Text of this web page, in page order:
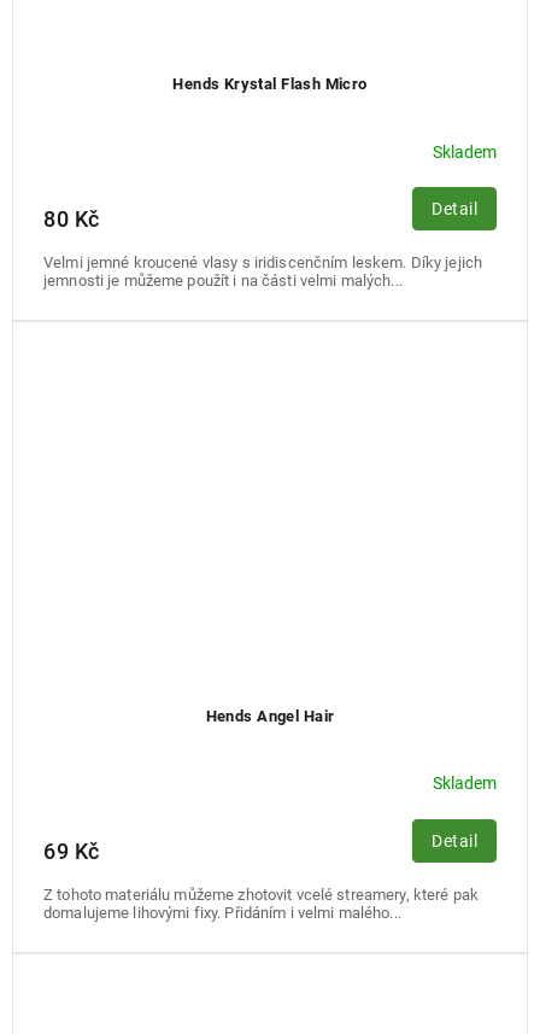
Hends Krystal Flash Micro
Skladem
80 Kč Detail
Velmi jemné kroucené vlasy s iridiscenčním leskem. Díky jejich
jemnosti je můžeme použít i na části velmi malých...
Hends Angel Hair
Skladem
69 Kč Detail
Z tohoto materiálu můžeme zhotovit vcelé streamery, které pak
domalujeme lihovými fixy. Přidáním i velmi malého...